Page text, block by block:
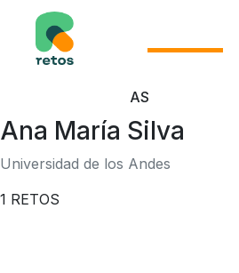
AS
Ana María Silva
Universidad de los Andes
1 RETOS